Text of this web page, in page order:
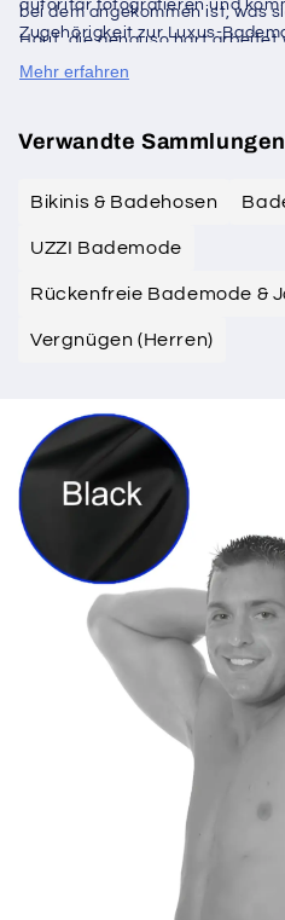
autoritär fotografieren und
Zugehörigkeit zur Luxus-
bei dem angekommen ist, was
Haut, die genauso hart arbeitet
Mehr erfahren
Verwandte Sammlungen
Bikinis & Badehosen
UZZI Bademode
Rückenfreie Bademode &
Vergnügen (Herren)